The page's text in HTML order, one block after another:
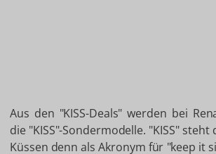
Aus den "KISS-Deals" werden bei
die "KISS"-Sondermodelle. "KISS"
Küssen denn als Akronym für "keep it